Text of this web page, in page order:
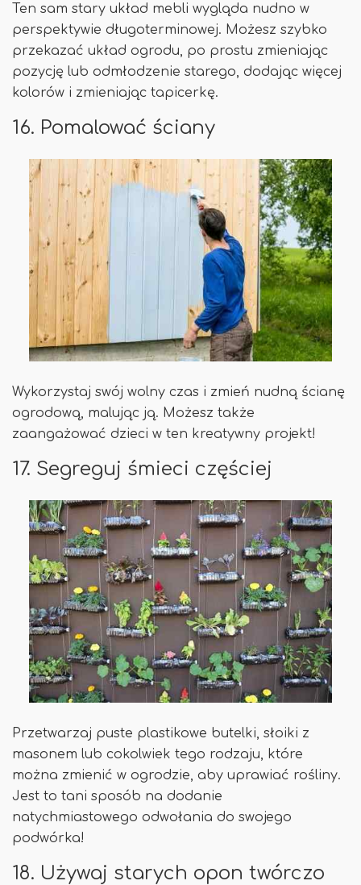
Ten sam stary układ mebli wygląda nudno w
perspektywie długoterminowej. Możesz szybko
przekazać układ ogrodu, po prostu zmieniając
pozycję lub odmłodzenie starego, dodając więcej
kolorów i zmieniając tapicerkę.
16. Pomalować ściany
Wykorzystaj swój wolny czas i zmień nudną ścianę
ogrodową, malując ją. Możesz także
zaangażować dzieci w ten kreatywny projekt!
17. Segreguj śmieci częściej
Przetwarzaj puste plastikowe butelki, słoiki z
masonem lub cokolwiek tego rodzaju, które
można zmienić w ogrodzie, aby uprawiać rośliny.
Jest to tani sposób na dodanie
natychmiastowego odwołania do swojego
podwórka!
18. Używaj starych opon twórczo